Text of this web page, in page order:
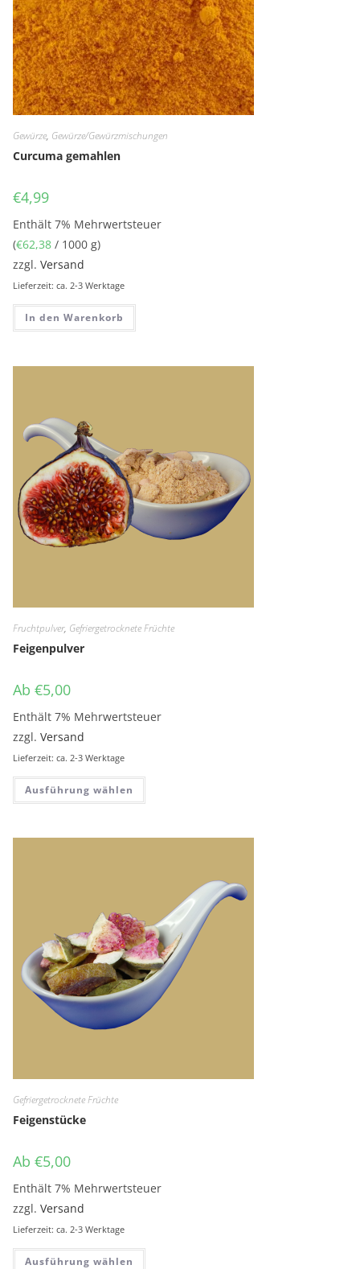
Gewürze, Gewürze/Gewürzmischungen
Curcuma gemahlen
€4,99
Enthält 7% Mehrwertsteuer
(€62,38 / 1000 g)
zzgl.Versand
Lieferzeit: ca. 2-3 Werktage
In den Warenkorb
Fruchtpulver, Gefriergetrocknete Früchte
Feigenpulver
Ab €5,00
Enthält 7% Mehrwertsteuer
zzgl.Versand
Lieferzeit: ca. 2-3 Werktage
Ausführung wählen
Dieses Produkt weist mehrere
Gefriergetrocknete Früchte
Feigenstücke
Ab €5,00
Enthält 7% Mehrwertsteuer
zzgl.Versand
Lieferzeit: ca. 2-3 Werktage
Ausführung wählen
Dieses Produkt weist mehrere